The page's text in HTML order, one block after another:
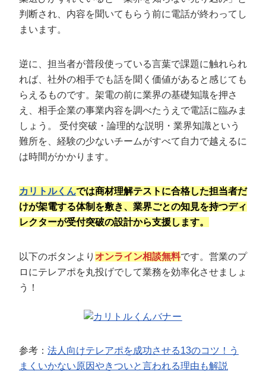
の依頼がおすすめ
判断され、内容を聞いてもらう前に電話が終わってし
まいます。
逆に、担当者が普段使っている言葉で課題に触れられ
れば、社外の相手でも話を聞く価値があると感じても
らえるものです。架電の前に業界の基礎知識を押さ
え、相手企業の事業内容を調べたうえで電話に臨みま
しょう。 受付突破・論理的な説明・業界知識という
難所を、経験の少ないチームがすべて自力で越えるに
は時間がかかります。
カリトルくんでは商材理解テストに合格した担当者だ
けが架電する体制を敷き、業界ごとの知見を持つディ
レクターが受付突破の設計から支援します。
以下のボタンより オンライン相談無料です。営業のプ
ロにテレアポを丸投げでして業務を効率化させましょ
う！
参考： 法人向けテレアポを成功させる13のコツ！う
まくいかない原因やきついと言われる理由も解説